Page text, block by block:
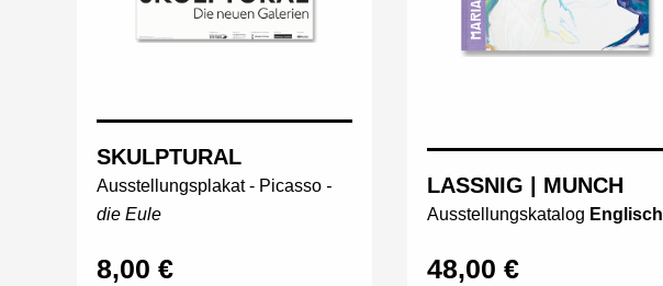
SKULPTURAL
Ausstellungsplakat - Picasso -
die Eule
8,00 €
LASSNIG | MUNCH
Ausstellungskatalog Englisch
48,00 €